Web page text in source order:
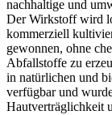
nachhaltige und
Der Wirkstoff wird
kommerziell
gewonnen, ohne
Abfallstoffe zu
in natürlichen und
verfügbar und
Hautverträglichkeit